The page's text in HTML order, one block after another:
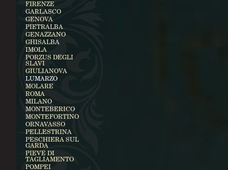
FIRENZE
GARLASCO
GENOVA
PIETRALBA
GENAZZANO
GHISALBA
IMOLA
PORZUS DEGLI
SLAVI
GIULIANOVA
LUMARZO
MOLARE
ROMA
MILANO
MONTEBERICO
MONTEFORTINO
ORNAVASSO
PELLESTRINA
PESCHIERA SUL
GARDA
PIEVE DI
TAGLIAMENTO
POMPEI